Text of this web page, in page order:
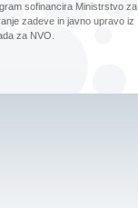
sofinancira Ministrstvo za
zadeve in javno upravo iz
za NVO.